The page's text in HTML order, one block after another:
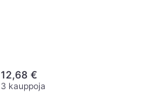
12,68 €
3 kauppoja